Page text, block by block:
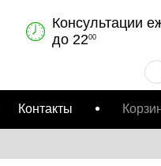
Консультации
до 2200
Контакты